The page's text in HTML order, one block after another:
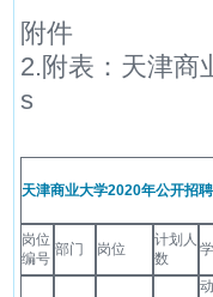
附件
2.附表：天津商
s
天津商业大学2020年公开招
岗位
编号
部门 岗位
计划人
数